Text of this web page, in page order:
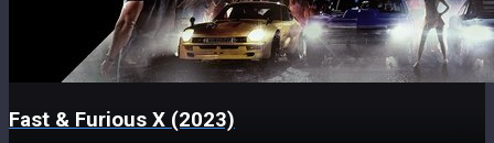
Fast & Furious X (2023)